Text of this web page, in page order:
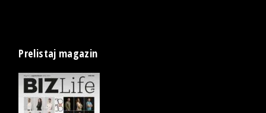
Prelistaj magazin